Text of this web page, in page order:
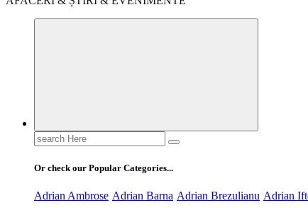
Search
for:
Or check our Popular Categories...
Adrian Ambrose Adrian Barna Adrian Brezulianu Adrian